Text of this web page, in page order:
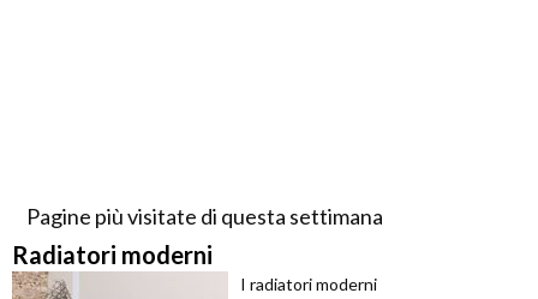
Pagine più visitate di questa settimana
Radiatori moderni
I radiatori moderni